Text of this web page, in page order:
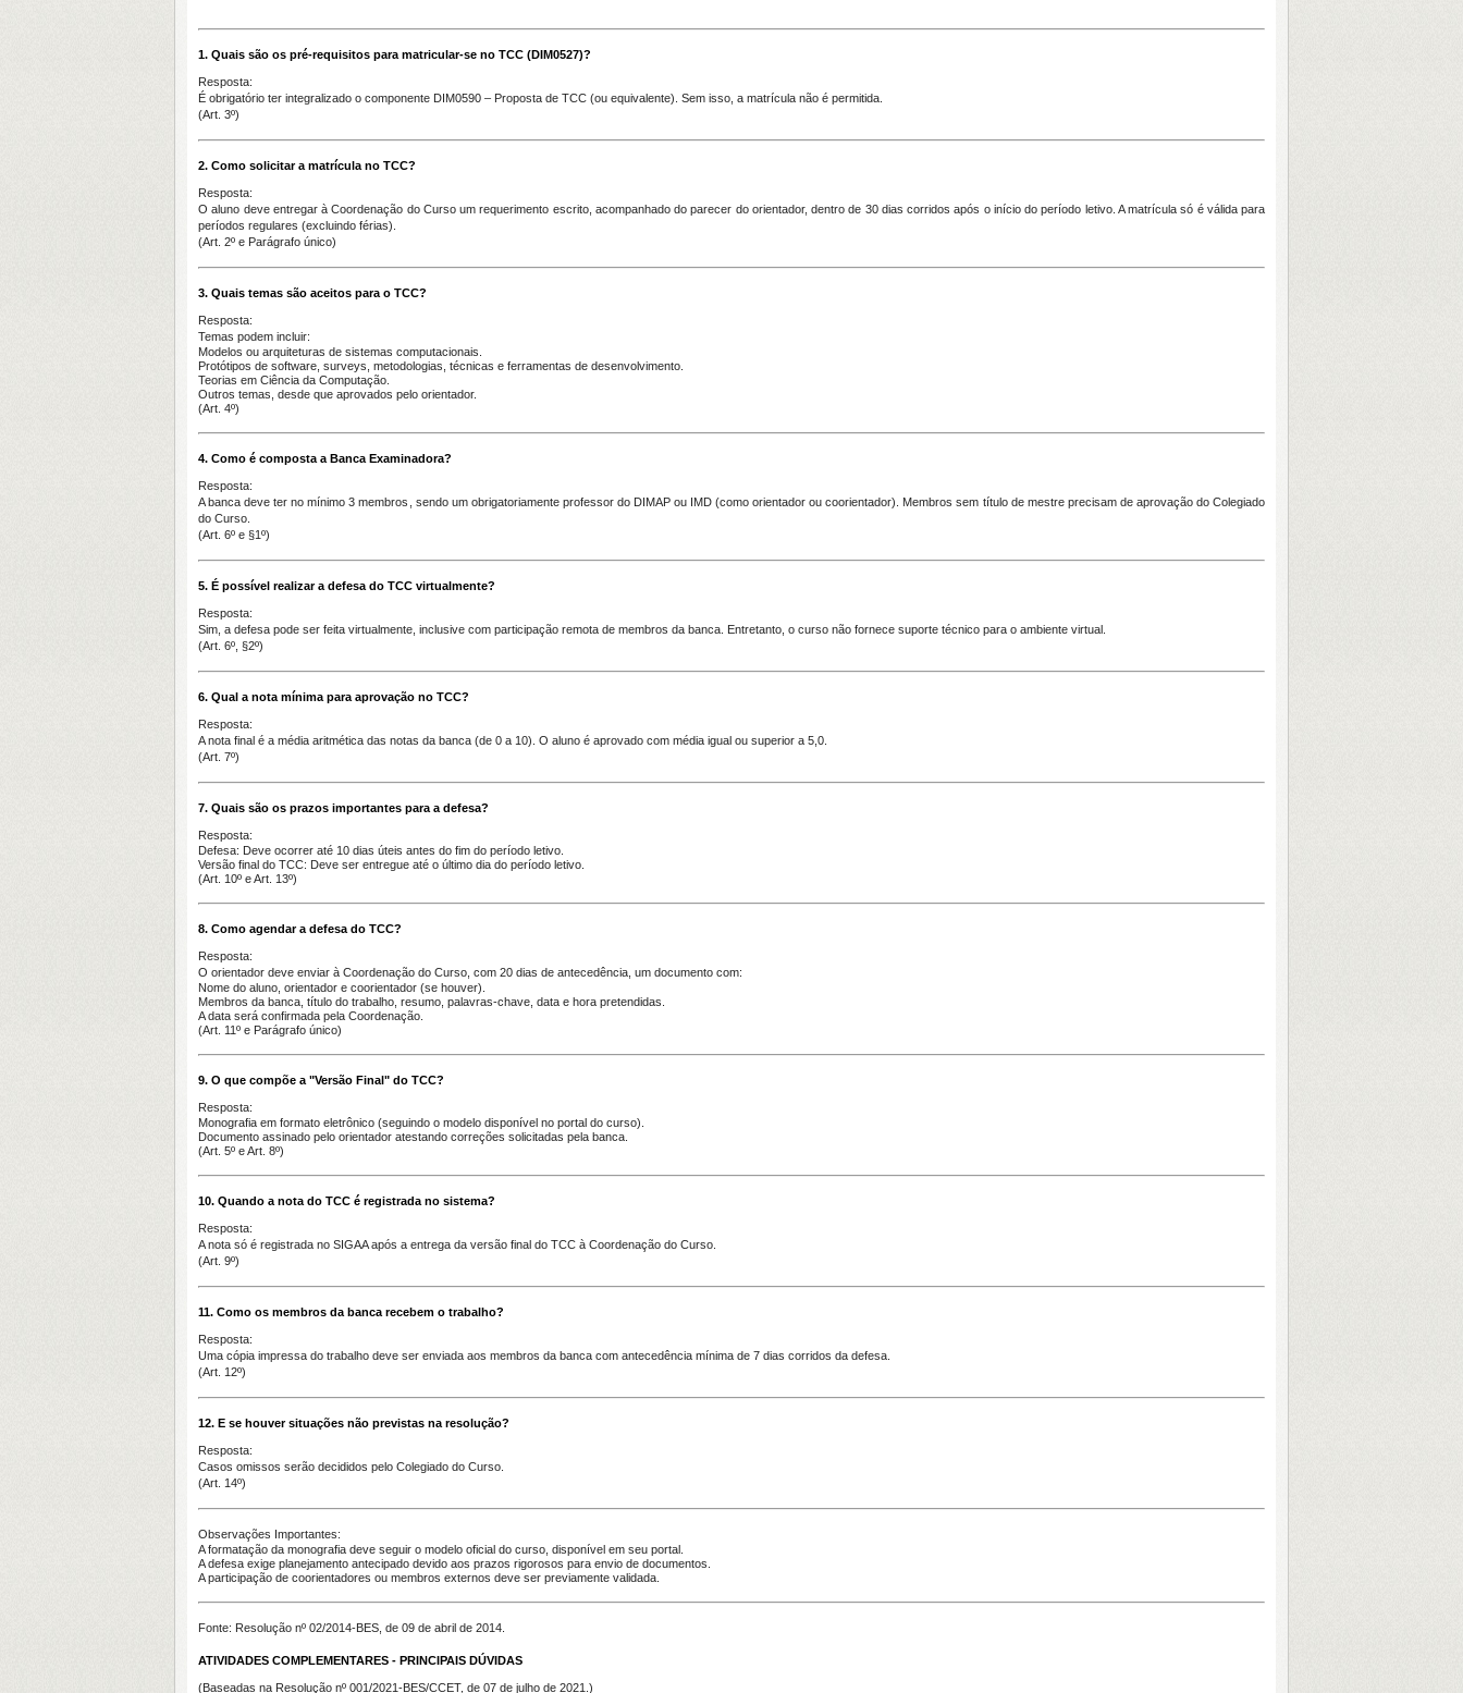
1. Quais são os pré-requisitos para matricular-se no TCC (DIM0527)?
Resposta:
É obrigatório ter integralizado o componente DIM0590 – Proposta de TCC (ou equivalente). Sem isso, a matrícula não é permitida.
(Art. 3º)
2. Como solicitar a matrícula no TCC?
Resposta:
O aluno deve entregar à Coordenação do Curso umrequerimento escrito, acompanhado doparecer do orientador, dentro de 30 dias corridos após o início do período letivo. A matrícula só é válida para
períodos regulares (excluindo férias).
(Art. 2º e Parágrafo único)
3. Quais temas são aceitos para o TCC?
Resposta:
Temas podem incluir:
Modelos ou arquiteturas de sistemas computacionais.
Protótipos de software, surveys , metodologias, técnicas e ferramentas de desenvolvimento.
Teorias em Ciência da Computação.
Outros temas, desde que aprovados pelo orientador.
(Art. 4º)
4. Como é composta a Banca Examinadora?
Resposta:
A banca deve terno mínimo 3 membros , sendo um obrigatoriamente professor do DIMAP ou IMD (como orientador ou coorientador). Membros sem título de mestre precisam de aprovação do Colegiado
do Curso.
(Art. 6º e §1º)
5. É possível realizar a defesa do TCC virtualmente?
Resposta:
Sim, a defesa pode ser feita virtualmente, inclusive com participação remota de membros da banca. Entretanto, o curso não fornece suporte técnico para o ambiente virtual.
(Art. 6º, §2º)
6. Qual a nota mínima para aprovação no TCC?
Resposta:
A nota final é a média aritmética das notas da banca (de 0 a 10). O aluno é aprovado com média igual ou superior a 5,0
(Art. 7º)
7. Quais são os prazos importantes para a defesa?
Resposta:
Defesa: Deve ocorrer até 10 dias úteis antes do fim do período letivo
Versão final do TCC: Deve ser entregue até o último dia do período letivo
(Art. 10º e Art. 13º)
8. Como agendar a defesa do TCC?
Resposta:
O orientador deve enviar à Coordenação do Curso, com 20 dias de antecedência , um documento com:
Nome do aluno, orientador e coorientador (se houver).
Membros da banca, título do trabalho, resumo, palavras-chave, data e hora pretendidas.
A data será confirmada pela Coordenação.
(Art. 11º e Parágrafo único)
9. O que compõe a "Versão Final" do TCC?
Resposta:
Monografia em formato eletrônico (seguindo o modelo disponível no portal do curso).
Documento assinado pelo orientador atestando correções solicitadas pela banca.
(Art. 5º e Art. 8º)
10. Quando a nota do TCC é registrada no sistema?
Resposta:
A nota só é registrada no SIGAA após a entrega da versão final do TCC à Coordenação do Curso.
(Art. 9º)
11. Como os membros da banca recebem o trabalho?
Resposta:
Uma cópia impressa do trabalho deve ser enviada aos membros da banca com antecedência mínima de 7 dias corridos da defesa.
(Art. 12º)
12. E se houver situações não previstas na resolução?
Resposta:
Casos omissos serão decididos pelo Colegiado do Curso
(Art. 14º)
Observações Importantes:
A formatação da monografia deve seguir o modelo oficial do curso , disponível em seu portal.
A defesa exige planejamento antecipado devido aos prazos rigorosos para envio de documentos.
A participação de coorientadores ou membros externos deve ser previamente validada.
Fonte: Resolução nº 02/2014-BES, de 09 de abril de 2014.
ATIVIDADES COMPLEMENTARES - PRINCIPAIS DÚVIDAS
(Baseadas na Resolução nº 001/2021-BES/CCET, de 07 de julho de 2021. )